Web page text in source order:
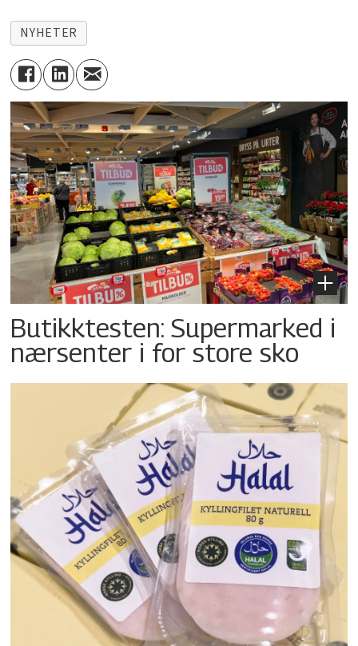
NYHETER
Butikktesten: Supermarked i
nærsenter i for store sko